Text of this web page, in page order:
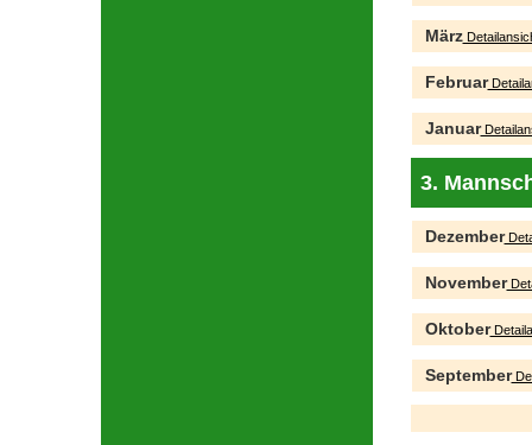
März
Februar
Januar
3.
Dezember
November
Oktober
September